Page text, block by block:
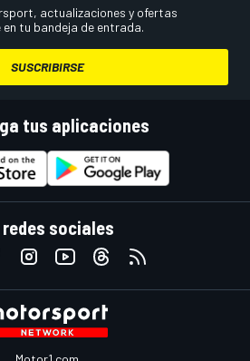
actualizaciones y ofertas
tu bandeja de entrada.
SUSCRIBIRSE
tus aplicaciones
redes sociales